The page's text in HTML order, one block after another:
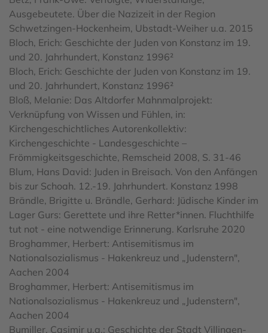
Ausgebeutete. Über die Nazizeit in der Region
Schwetzingen-Hockenheim, Ubstadt-Weiher u.a. 2015
Bloch, Erich: Geschichte der Juden von Konstanz im 19.
und 20. Jahrhundert, Konstanz 1996²
Bloch, Erich: Geschichte der Juden von Konstanz im 19.
und 20. Jahrhundert, Konstanz 1996²
Bloß, Melanie: Das Altdorfer Mahnmalprojekt:
Verknüpfung von Wissen und Fühlen, in:
Kirchengeschichtliches Autorenkollektiv:
Kirchengeschichte - Landesgeschichte –
Frömmigkeitsgeschichte, Remscheid 2008, S. 31-46
Blum, Hans David: Juden in Breisach. Von den Anfängen
bis zur Schoah. 12.-19. Jahrhundert. Konstanz 1998
Brändle, Brigitte u. Brändle, Gerhard: Jüdische Kinder im
Lager Gurs: Gerettete und ihre Retter*innen. Fluchthilfe
tut not - eine notwendige Erinnerung. Karlsruhe 2020
Broghammer, Herbert: Antisemitismus im
Nationalsozialismus - Hakenkreuz und „Judenstern",
Aachen 2004
Broghammer, Herbert: Antisemitismus im
Nationalsozialismus - Hakenkreuz und „Judenstern",
Aachen 2004
Bumiller, Casimir u.a.: Geschichte der Stadt Villingen-